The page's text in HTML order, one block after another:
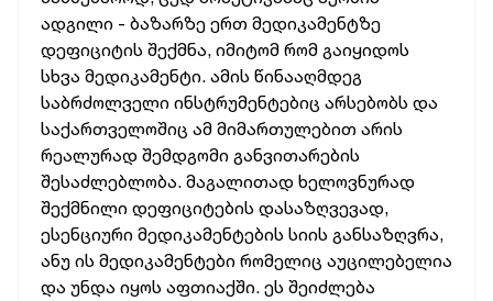
ადგილი - ბაზარზე ერთ მედიკამენტზე
დეფიციტის შექმნა, იმიტომ რომ გაიყიდოს
სხვა მედიკამენტი. ამის წინააღმდეგ
საბრძოლველი ინსტრუმენტებიც არსებობს და
საქართველოშიც ამ მიმართულებით არის
რეალურად შემდგომი განვითარების
შესაძლებლობა. მაგალითად ხელოვნურად
შექმნილი დეფიციტების დასაზღვევად,
ესენციური მედიკამენტების სიის განსაზღვრა,
ანუ ის მედიკამენტები რომელიც აუცილებელია
და უნდა იყოს აფთიაქში. ეს შეიძლება